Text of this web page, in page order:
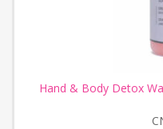
Hand & Body Detox